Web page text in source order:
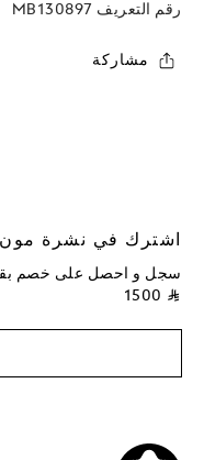
رقم التعريف MB130897
مشاركة
اشترك في نشرة مون
سجل و احصل على خصم
⃁